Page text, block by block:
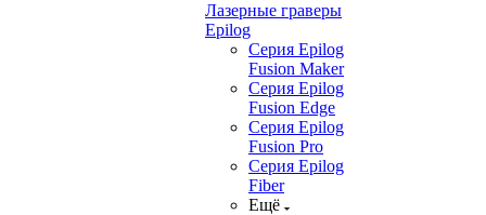
Лазерные граверы
Epilog
Серия Epilog
Fusion Maker
Серия Epilog
Fusion Edge
Серия Epilog
Fusion Pro
Серия Epilog
Fiber
Ещё